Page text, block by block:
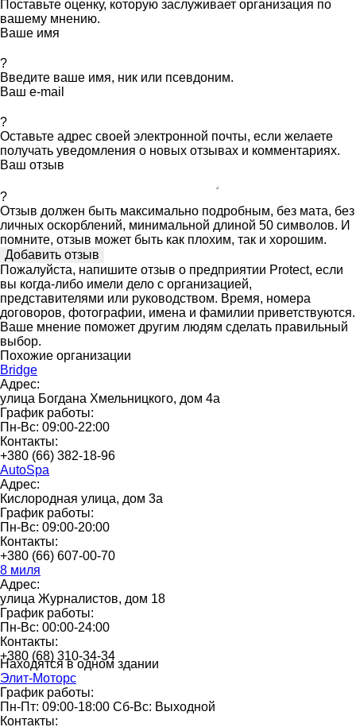
Поставьте оценку, которую заслуживает организация по
вашему мнению.
Ваше имя
?
Введите ваше имя, ник или псевдоним.
Ваш e-mail
?
Оставьте адрес своей электронной почты, если желаете
получать уведомления о новых отзывах и комментариях.
Ваш отзыв
?
Отзыв должен быть максимально подробным, без мата, без
личных оскорблений, минимальной длиной 50 символов. И
помните, отзыв может быть как плохим, так и хорошим.
Пожалуйста, напишите отзыв о предприятии Protect, если
вы когда-либо имели дело с организацией,
представителями или руководством. Время, номера
договоров, фотографии, имена и фамилии приветствуются.
Ваше мнение поможет другим людям сделать правильный
выбор.
Похожие организации
Bridge
Адрес:
улица Богдана Хмельницкого, дом 4а
График работы:
Пн-Вс: 09:00-22:00
Контакты:
+380 (66) 382-18-96
AutoSpa
Адрес:
Кислородная улица, дом 3а
График работы:
Пн-Вс: 09:00-20:00
Контакты:
+380 (66) 607-00-70
8 миля
Адрес:
улица Журналистов, дом 18
График работы:
Пн-Вс: 00:00-24:00
Контакты:
+380 (68) 310-34-34
Находятся в одном здании
Элит-Моторс
График работы:
Пн-Пт: 09:00-18:00 Сб-Вс: Выходной
Контакты: